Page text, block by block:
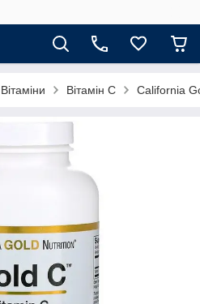
Вітаміни Вітамін С California